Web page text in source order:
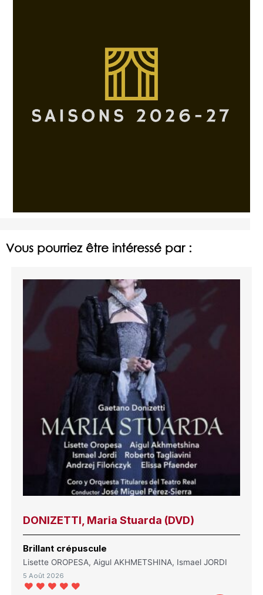
Vous pourriez être intéressé par :
DONIZETTI, Maria Stuarda (DVD)
Brillant crépuscule
Lisette OROPESA, Aigul AKHMETSHINA, Ismael JORDI
5 Août 2026